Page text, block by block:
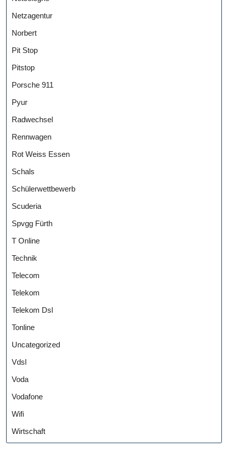
Netzagentur
Norbert
Pit Stop
Pitstop
Porsche 911
Pyur
Radwechsel
Rennwagen
Rot Weiss Essen
Schals
Schülerwettbewerb
Scuderia
Spvgg Fürth
T Online
Technik
Telecom
Telekom
Telekom Dsl
Tonline
Uncategorized
Vdsl
Voda
Vodafone
Wifi
Wirtschaft